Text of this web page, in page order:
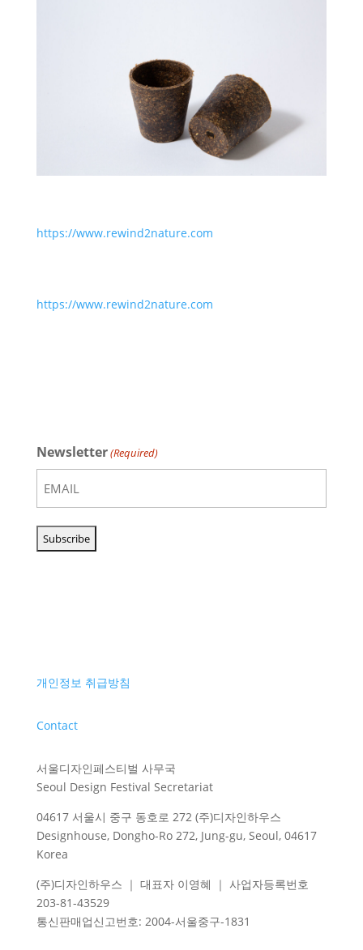
https://www.rewind2nature.com
https://www.rewind2nature.com
Newsletter(Required)
개인정보 취급방침
Contact
서울디자인페스티벌 사무국
Seoul Design Festival Secretariat
04617 서울시 중구 동호로 272 (주)디자인하우스
Designhouse, Dongho-Ro 272, Jung-gu, Seoul, 04617
Korea
(주)디자인하우스 ｜ 대표자 이영혜 ｜ 사업자등록번호
203-81-43529
통신판매업신고번호: 2004-서울중구-1831